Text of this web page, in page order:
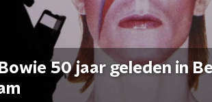
50 jaar geleden in